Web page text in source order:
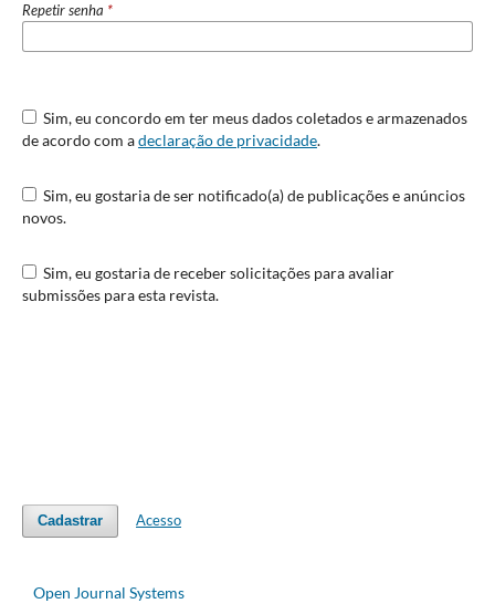
Repetir senha *
Sim, eu concordo em ter meus dados coletados e armazenados
de acordo com adeclaração de privacidade.
Sim, eu gostaria de ser notificado(a) de publicações e anúncios
novos.
Sim, eu gostaria de receber solicitações para avaliar
submissões para esta revista.
Cadastrar Acesso
Open Journal Systems